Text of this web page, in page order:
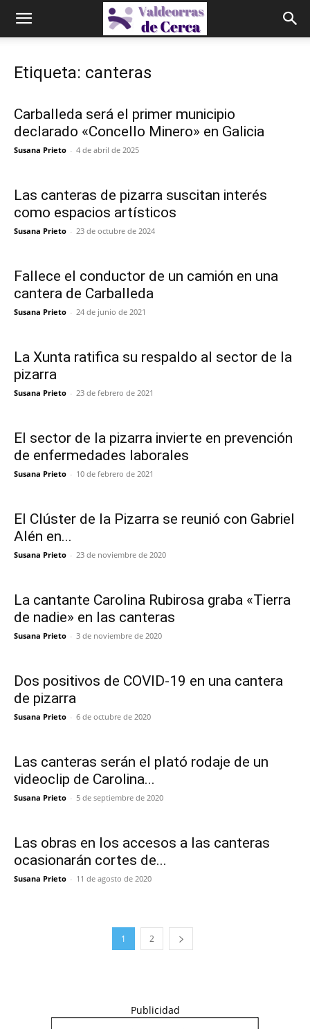
Etiqueta: canteras
Carballeda será el primer municipio
declarado «Concello Minero» en Galicia
Susana Prieto - 4 de abril de 2025
Las canteras de pizarra suscitan interés
como espacios artísticos
Susana Prieto - 23 de octubre de 2024
Fallece el conductor de un camión en una
cantera de Carballeda
Susana Prieto - 24 de junio de 2021
La Xunta ratifica su respaldo al sector de la
pizarra
Susana Prieto - 23 de febrero de 2021
El sector de la pizarra invierte en prevención
de enfermedades laborales
Susana Prieto - 10 de febrero de 2021
El Clúster de la Pizarra se reunió con Gabriel
Alén en...
Susana Prieto - 23 de noviembre de 2020
La cantante Carolina Rubirosa graba «Tierra
de nadie» en las canteras
Susana Prieto - 3 de noviembre de 2020
Dos positivos de COVID-19 en una cantera
de pizarra
Susana Prieto - 6 de octubre de 2020
Las canteras serán el plató rodaje de un
videoclip de Carolina...
Susana Prieto - 5 de septiembre de 2020
Las obras en los accesos a las canteras
ocasionarán cortes de...
Susana Prieto - 11 de agosto de 2020
1 2
Publicidad